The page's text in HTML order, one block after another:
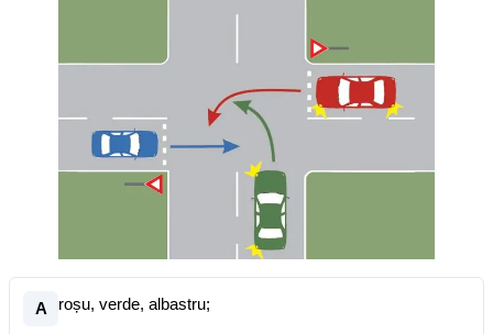
A roșu, verde, albastru;